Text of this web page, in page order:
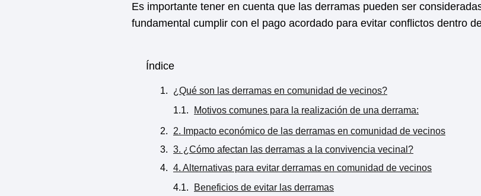
Es importante tener en cuenta que las derramas pueden ser
fundamental cumplir con el pago acordado para evitar conflictos dentro
Índice
¿Qué son las derramas en comunidad de vecinos?
Motivos comunes para la realización de una derrama:
2. Impacto económico de las derramas en comunidad de vecinos
3. ¿Cómo afectan las derramas a la convivencia vecinal?
4. Alternativas para evitar derramas en comunidad de vecinos
Beneficios de evitar las derramas